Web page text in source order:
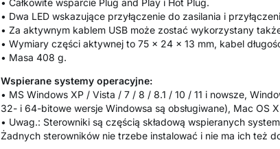
• Całkowite wsparcie Plug and Play i Hot Plug.
• Dwa LED wskazujące przyłączenie do zasilania i
• Za aktywnym kablem USB może zostać wykorzystany
• Wymiary części aktywnej to 75 x 24 x 13 mm, kabel
• Masa 408 g.
Wspierane systemy operacyjne:
• MS Windows XP / Vista / 7 / 8 / 8.1 / 10 / 11 i nowsze,
32- i 64-bitowe wersje Windowsa są obsługiwane), Mac OS
• Uwag.: Sterowniki są częścią składową wspieranych
Żadnych sterowników nie trzebe instalować i nie ma ich też